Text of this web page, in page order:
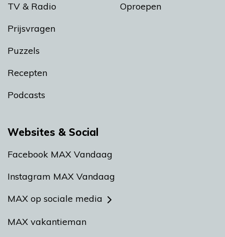
TV & Radio
Prijsvragen
Puzzels
Recepten
Podcasts
Oproepen
Websites & Social
Facebook MAX Vandaag
Instagram MAX Vandaag
MAX op sociale media
MAX vakantieman